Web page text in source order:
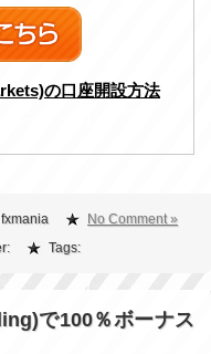
の口座開設方法
No Comment »
Tags:
で100％ボーナス